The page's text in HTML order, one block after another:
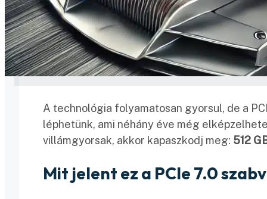
A technológia folyamatosan gyorsul, de a
léphetünk, ami néhány éve még
villámgyorsak, akkor kapaszkodj meg: 512
Mit jelent ez a PCIe 7.0